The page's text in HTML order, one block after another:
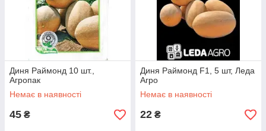
Диня Раймонд 10 шт.,
Агропак
Немає в наявності
45 ₴
Диня Раймонд F1, 5 шт, Леда
Агро
Немає в наявності
22 ₴